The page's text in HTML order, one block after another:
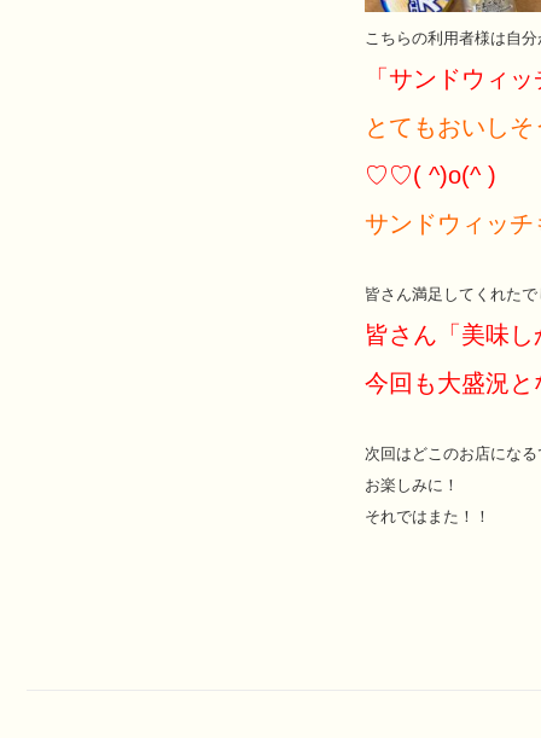
こちらの利用者様は自
「サンドウィ
とてもおいし
♡♡( ^)o(^ )
サンドウィッ
皆さん満足してくれた
皆さん「美味
今回も大盛況と
次回はどこのお店にな
お楽しみに！
それではまた！！